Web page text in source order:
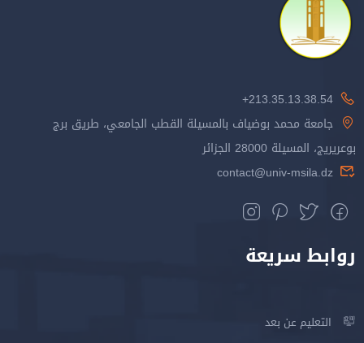
213.35.13.38.54+
جامعة محمد بوضياف بالمسيلة القطب الجامعي، طريق برج
بوعريريج، المسيلة 28000 الجزائر
contact@univ-msila.dz
روابط سريعة
التعليم عن بعد